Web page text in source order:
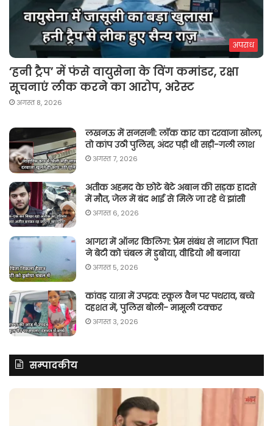
अपराध
‘हनी ट्रैप’ में फंसे वायुसेना के विंग कमांडर, रक्षा
सूचनाएं लीक करने का आरोप, अरेस्ट
अगस्त 8, 2026
लखनऊ में सनसनी: लॉक कार का दरवाजा खोला,
तो कांप उठी पुलिस, अंदर पड़ी थी सड़ी-गली लाश
अगस्त 7, 2026
अतीक अहमद के छोटे बेटे अबान की सड़क हादसे
में मौत, जेल में बंद भाई से मिले जा रहे थे झांसी
अगस्त 6, 2026
आगरा में ऑनर किलिग़: प्रेम संबंध से नाराज पिता
ने बेटी को चंबल में डुबोया, वीडियो भी बनाया
अगस्त 5, 2026
कांवड़ यात्रा में उपद्रव: स्कूल वैन पर पथराव, बच्चे
दहशत में, पुलिस बोली- मामूली टक्कर
अगस्त 3, 2026
सम्पादकीय